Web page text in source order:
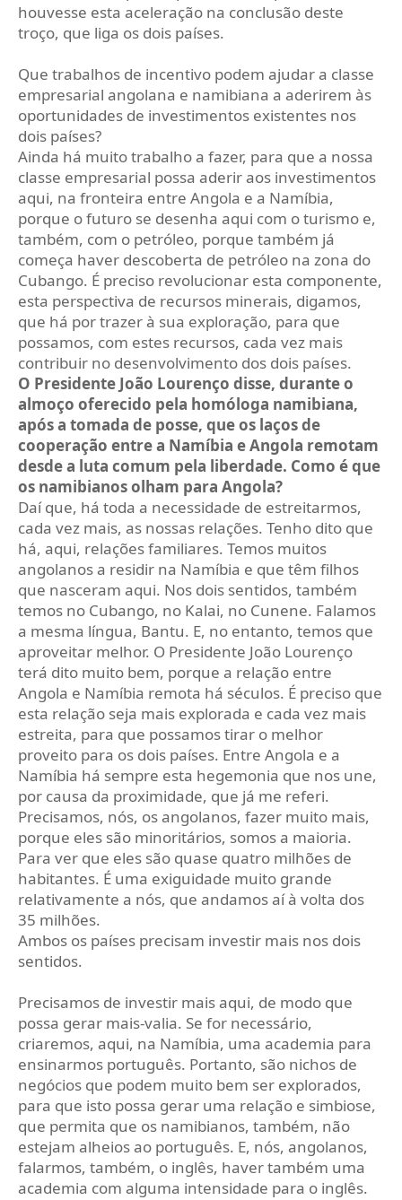
houvesse esta aceleração na conclusão deste
troço, que liga os dois países.
Que trabalhos de incentivo podem ajudar a classe
empresarial angolana e namibiana a aderirem às
oportunidades de investimentos existentes nos
dois países?
Ainda há muito trabalho a fazer, para que a nossa
classe empresarial possa aderir aos investimentos
aqui, na fronteira entre Angola e a Namíbia,
porque o futuro se desenha aqui com o turismo e,
também, com o petróleo, porque também já
começa haver descoberta de petróleo na zona do
Cubango. É preciso revolucionar esta componente,
esta perspectiva de recursos minerais, digamos,
que há por trazer à sua exploração, para que
possamos, com estes recursos, cada vez mais
contribuir no desenvolvimento dos dois países.
O Presidente João Lourenço disse, durante o
almoço oferecido pela homóloga namibiana,
após a tomada de posse, que os laços de
cooperação entre a Namíbia e Angola remotam
desde a luta comum pela liberdade. Como é que
os namibianos olham para Angola?
Daí que, há toda a necessidade de estreitarmos,
cada vez mais, as nossas relações. Tenho dito que
há, aqui, relações familiares. Temos muitos
angolanos a residir na Namíbia e que têm filhos
que nasceram aqui. Nos dois sentidos, também
temos no Cubango, no Kalai, no Cunene. Falamos
a mesma língua, Bantu. E, no entanto, temos que
aproveitar melhor. O Presidente João Lourenço
terá dito muito bem, porque a relação entre
Angola e Namíbia remota há séculos. É preciso que
esta relação seja mais explorada e cada vez mais
estreita, para que possamos tirar o melhor
proveito para os dois países. Entre Angola e a
Namíbia há sempre esta hegemonia que nos une,
por causa da proximidade, que já me referi.
Precisamos, nós, os angolanos, fazer muito mais,
porque eles são minoritários, somos a maioria.
Para ver que eles são quase quatro milhões de
habitantes. É uma exiguidade muito grande
relativamente a nós, que andamos aí à volta dos
35 milhões.
Ambos os países precisam investir mais nos dois
sentidos.
Precisamos de investir mais aqui, de modo que
possa gerar mais-valia. Se for necessário,
criaremos, aqui, na Namíbia, uma academia para
ensinarmos português. Portanto, são nichos de
negócios que podem muito bem ser explorados,
para que isto possa gerar uma relação e simbiose,
que permita que os namibianos, também, não
estejam alheios ao português. E, nós, angolanos,
falarmos, também, o inglês, haver também uma
academia com alguma intensidade para o inglês.